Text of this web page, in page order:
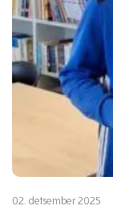
02. detsember 2025